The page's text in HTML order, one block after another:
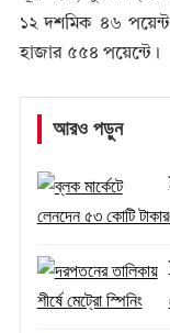
১২ দশমিক ৪৬
হাজার ৫৫৪ পয়েন্টে।
আরও পড়ুন